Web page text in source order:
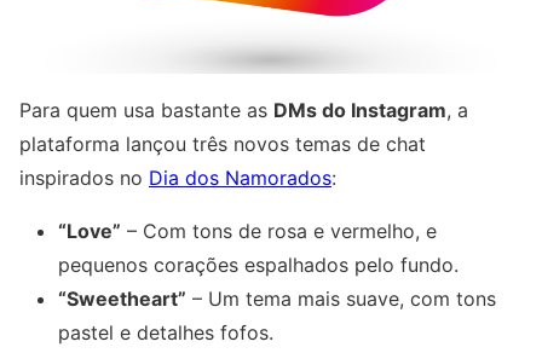
Para quem usa bastante as DMs do Instagram, a
plataforma lançou três novos temas de chat
inspirados no Dia dos Namorados:
“Love” – Com tons de rosa e vermelho, e
pequenos corações espalhados pelo fundo.
“Sweetheart” – Um tema mais suave, com tons
pastel e detalhes fofos.